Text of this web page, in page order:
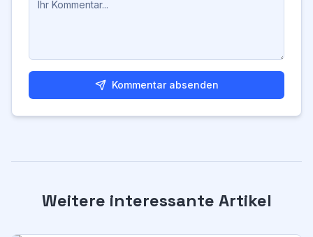
Kommentar absenden
Weitere interessante Artikel